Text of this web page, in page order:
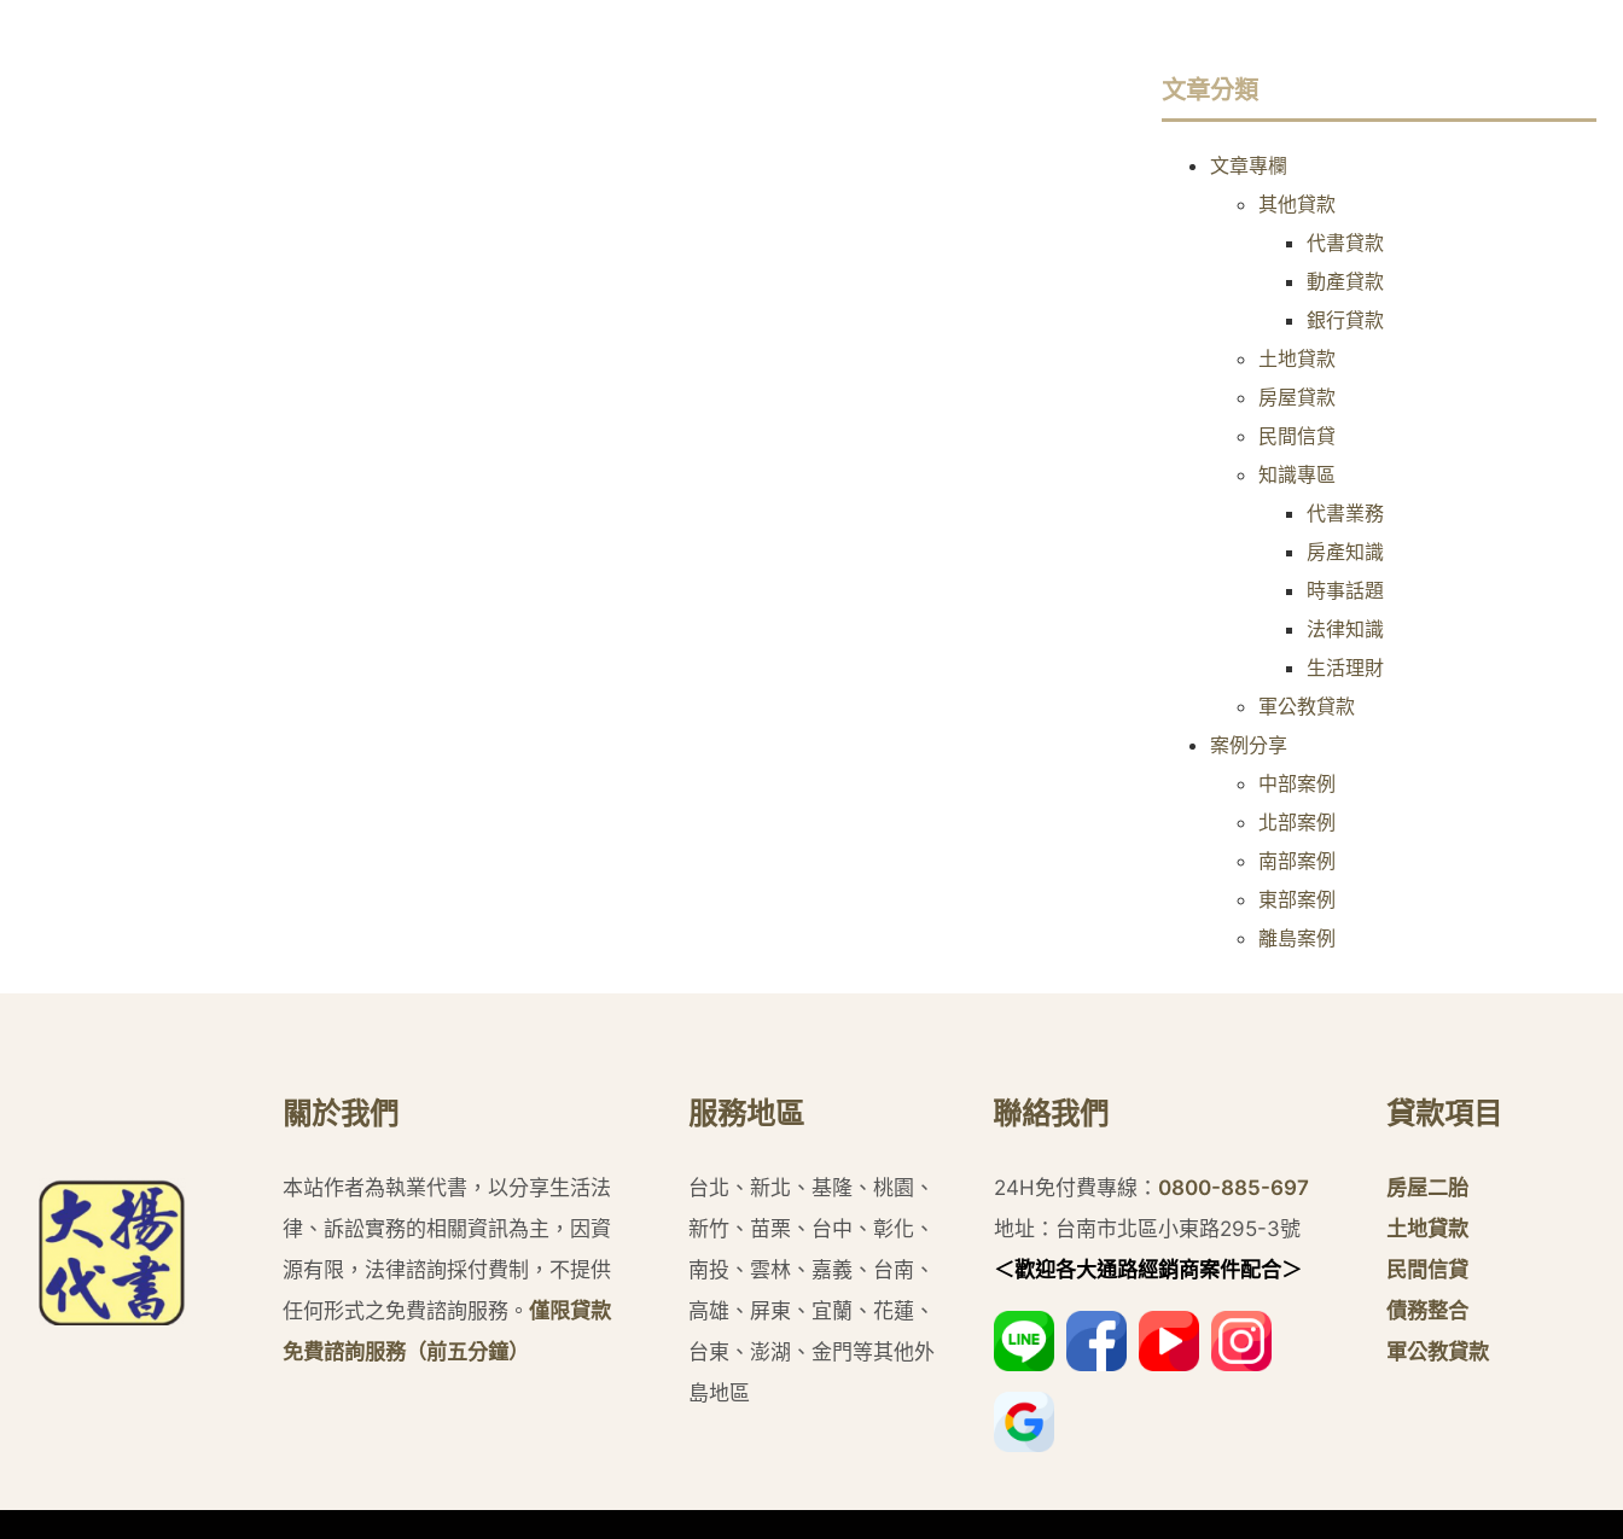
文章分類
文章專欄
其他貸款
代書貸款
動產貸款
銀行貸款
土地貸款
房屋貸款
民間信貸
知識專區
代書業務
房產知識
時事話題
法律知識
生活理財
軍公教貸款
案例分享
中部案例
北部案例
南部案例
東部案例
離島案例
關於我們
本站作者為執業代書，以分享生活法
律、訴訟實務的相關資訊為主，因資
源有限，法律諮詢採付費制，不提供
任何形式之免費諮詢服務。 僅限貸款
免費諮詢服務（前五分鐘）
服務地區
台北、新北、基隆、桃園、
新竹、苗栗、台中、彰化、
南投、雲林、嘉義、台南、
高雄、屏東、宜蘭、花蓮、
台東、澎湖、金門等其他外
島地區
聯絡我們
24H免付費專線： 0800-885-697
地址：台南市北區小東路295-3號
＜歡迎各大通路經銷商案件配合＞
貸款項目
房屋二胎
土地貸款
民間信貸
債務整合
軍公教貸款